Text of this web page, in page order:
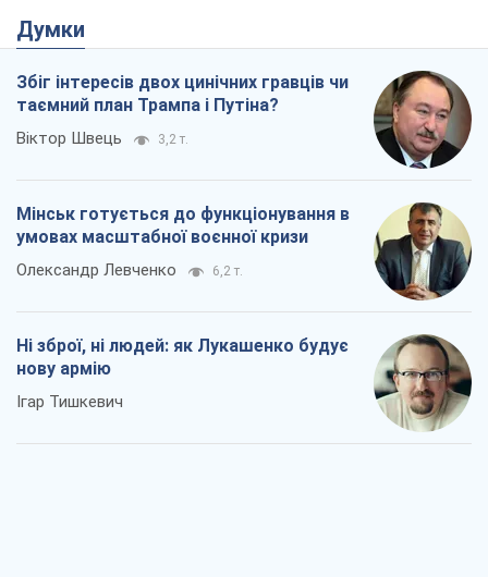
Думки
Збіг інтересів двох цинічних гравців чи
таємний план Трампа і Путіна?
Віктор Швець 3,2 т.
Мінськ готується до функціонування в
умовах масштабної воєнної кризи
Олександр Левченко 6,2 т.
Ні зброї, ні людей: як Лукашенко будує
нову армію
Ігар Тишкевич